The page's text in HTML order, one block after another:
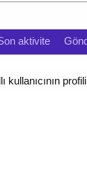
aktivite
kullanıcının